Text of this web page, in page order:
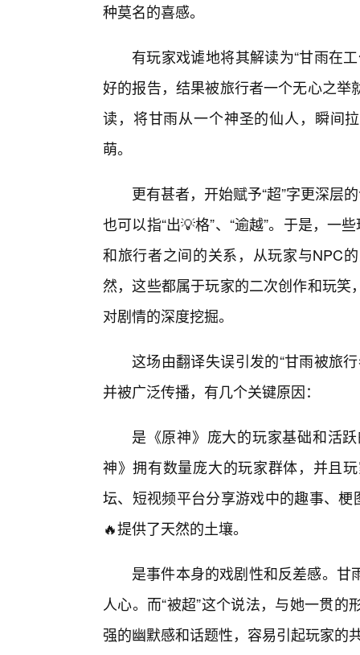
种莫名的喜感。
有玩家戏谑地将其解读为“甘雨在
好的报告，结果被旅行者一个无心之
读，将甘雨从一个神圣的仙人，瞬间
萌。
更有甚者，开始赋予“超”字更深层
也可以指“出💡格”、“逾越”。于是，一
和旅行者之间的关系，从玩家与NPC
然，这些都属于玩家的二次创作和玩
对剧情的深度挖掘。
这场由翻译失误引发的“甘雨被旅
并被广泛传播，有几个关键原因：
是《原神》庞大的玩家基础和活
神》拥有数量庞大的玩家群体，并且
坛、短视频平台分享游戏中的趣事、
🔥提供了天然的土壤。
是事件本身的戏剧性和反差感。
人心。而“被超”这个说法，与她一贯
强的幽默感和话题性，容易引起玩家的